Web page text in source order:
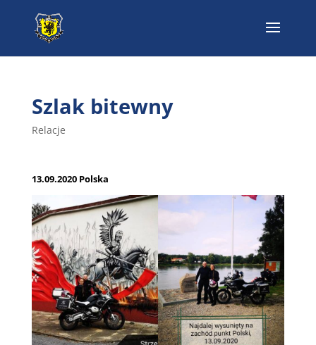
Szlak bitewny
Relacje
13.09.2020 Polska